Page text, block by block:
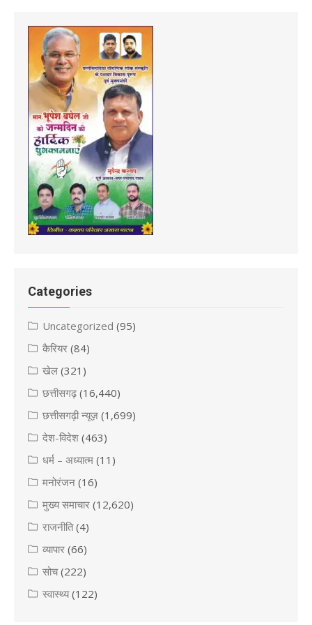
Categories
Uncategorized (95)
कैरियर (84)
खेल (321)
छत्तीसगढ़(16,440)
छत्तीसगढ़ी न्यूज़ (1,699)
देश-विदेश (463)
धर्म – अध्यात्म (11)
मनोरंजन (16)
मुख्य समाचार (12,620)
राजनीति(4)
व्यापार (66)
सोच(222)
स्वास्थ्य(122)